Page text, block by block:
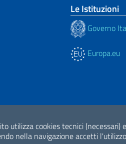
utilizza cookies tecnici (necessari)
nella navigazione accetti
Le Istituzioni
Governo
Europa.eu
Dichiarazione di accessibilità